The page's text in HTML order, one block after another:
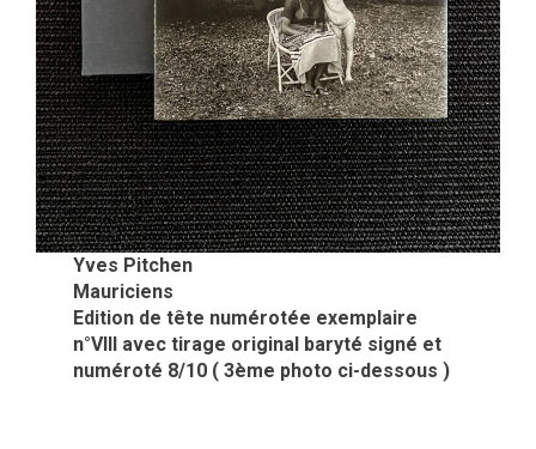
Yves Pitchen
Mauriciens
Edition de tête numérotée exemplaire
n°VIII avec tirage original baryté signé et
numéroté 8/10 ( 3ème photo ci-dessous )